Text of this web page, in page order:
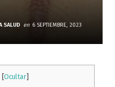
SALUD en 6 SEPTIEMBRE, 2023
[Ocultar]